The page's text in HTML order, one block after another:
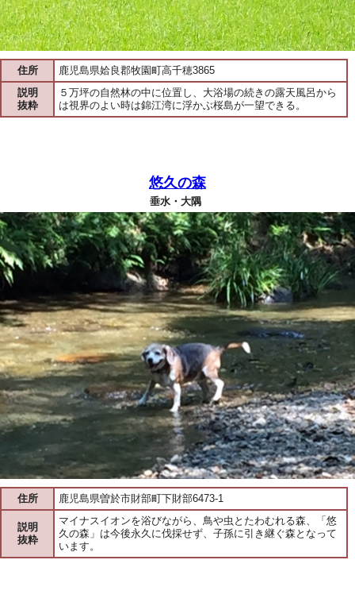
住所
鹿児島県姶良郡牧園町高千穂3865
説明
抜粋
５万坪の自然林の中に位置し、大浴場の続きの露天風呂から
は視界のよい時は錦江湾に浮かぶ桜島が一望できる。
悠久の森
垂水・大隅
住所 鹿児島県曽於市財部町下財部6473-1
説明
抜粋
マイナスイオンを浴びながら、鳥や虫とたわむれる森、「悠
久の森」は今後永久に伐採せず、子孫に引き継ぐ森となって
います。